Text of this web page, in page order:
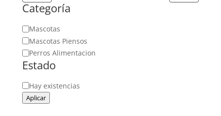
Categoría
Categoría
Mascotas
Mascotas Piensos
Perros Alimentacion
Estado
Estado
Hay existencias
Aplicar